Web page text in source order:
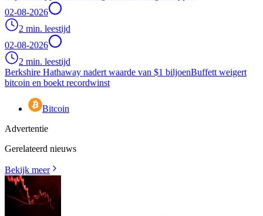
02-08-2026
2 min. leestijd
02-08-2026
2 min. leestijd
Berkshire Hathaway nadert waarde van $1 biljoenBuffett weigert
bitcoin en boekt recordwinst
Bitcoin
Advertentie
Gerelateerd nieuws
Bekijk meer